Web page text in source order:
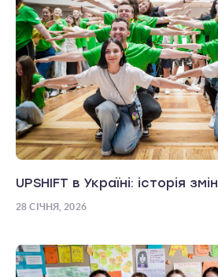
UPSHIFT в Україні: історія змін
28 СІЧНЯ, 2026